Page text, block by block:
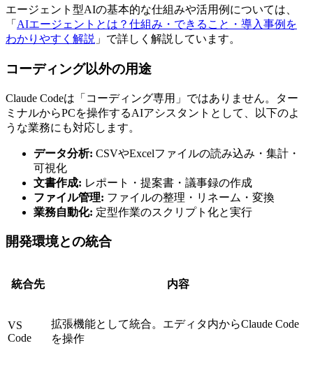
エージェント型AIの基本的な仕組みや活用例については、
「 AIエージェントとは？仕組み・できること・導入事例を
わかりやすく解説 」で詳しく解説しています。
コーディング以外の用途
Claude Codeは「コーディング専用」ではありません。ター
ミナルからPCを操作するAIアシスタントとして、以下のよ
うな業務にも対応します。
データ分析: CSVやExcelファイルの読み込み・集計・
可視化
文書作成: レポート・提案書・議事録の作成
ファイル管理: ファイルの整理・リネーム・変換
業務自動化: 定型作業のスクリプト化と実行
開発環境との統合
統合先 内容
VS
Code
拡張機能として統合。エディタ内からClaude Code
を操作